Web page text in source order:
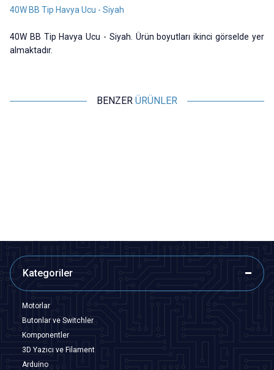
40W BB Tip Havya Ucu - Siyah
40W BB Tip Havya Ucu - Siyah. Ürün boyutları ikinci görselde yer
almaktadır.
BENZER ÜRÜNLER
Kategoriler
Motorlar
Butonlar ve Switchler
Komponentler
3D Yazıcı ve Filament
Arduino